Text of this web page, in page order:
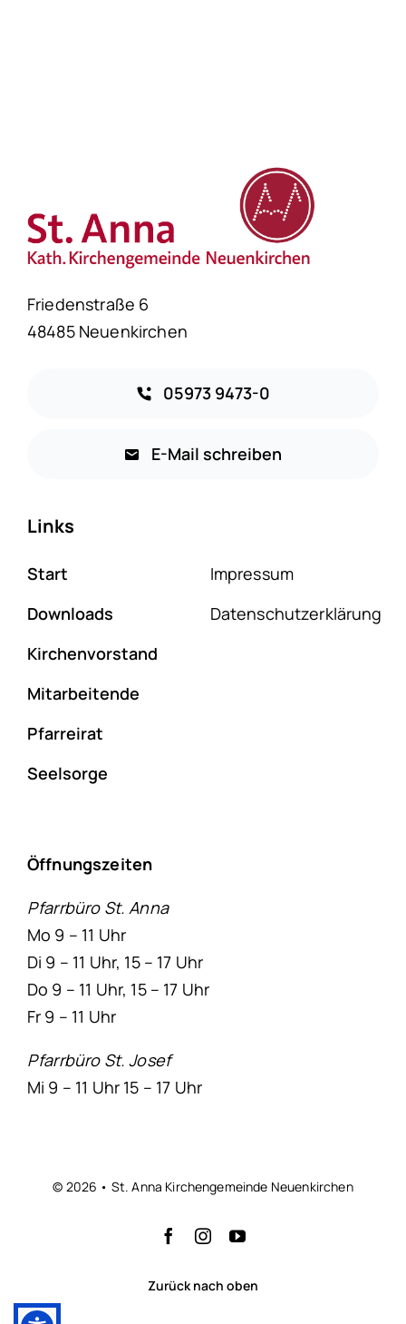
Friedenstraße 6
48485 Neuenkirchen
05973 9473-0
E-Mail schreiben
Links
Start
Downloads
Kirchenvorstand
Mitarbeitende
Pfarreirat
Seelsorge
Impressum
Datenschutzerklärung
Öffnungszeiten
Pfarrbüro St. Anna
Mo 9 – 11 Uhr
Di 9 – 11 Uhr, 15 – 17 Uhr
Do 9 – 11 Uhr, 15 – 17 Uhr
Fr 9 – 11 Uhr
Pfarrbüro St. Josef
Mi 9 – 11 Uhr 15 – 17 Uhr
© 2026 • St. Anna Kirchengemeinde Neuenkirchen
Zurück nach oben